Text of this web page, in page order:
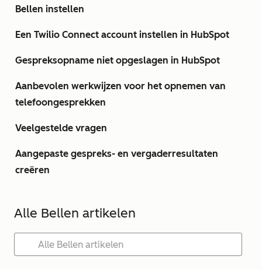
Bellen instellen
Een Twilio Connect account instellen in HubSpot
Gespreksopname niet opgeslagen in HubSpot
Aanbevolen werkwijzen voor het opnemen van
telefoongesprekken
Veelgestelde vragen
Aangepaste gespreks- en vergaderresultaten
creëren
Alle Bellen artikelen